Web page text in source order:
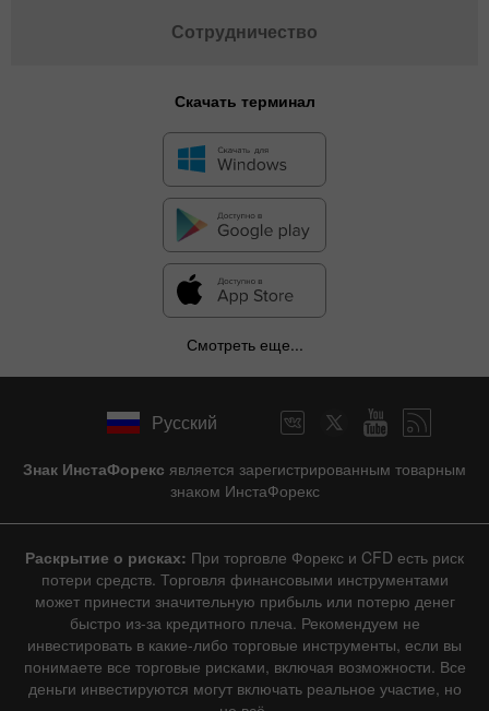
Сотрудничество
Скачать терминал
Смотреть еще...
Русский
Знак ИнстаФорекс является зарегистрированным товарным
знаком ИнстаФорекс
Раскрытие о рисках: При торговле Форекс и CFD есть риск
потери средств. Торговля финансовыми инструментами
может принести значительную прибыль или потерю денег
быстро из-за кредитного плеча. Рекомендуем не
инвестировать в какие-либо торговые инструменты, если вы
понимаете все торговые рисками, включая возможности. Все
деньги инвестируются могут включать реальное участие, но